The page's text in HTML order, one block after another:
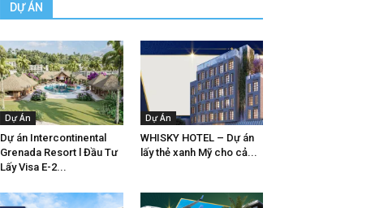
DỰ ÁN
Dự Án
Dự án Intercontinental
Grenada Resort l Đầu Tư
Lấy Visa E-2...
Dự Án
WHISKY HOTEL – Dự án
lấy thẻ xanh Mỹ cho cả...